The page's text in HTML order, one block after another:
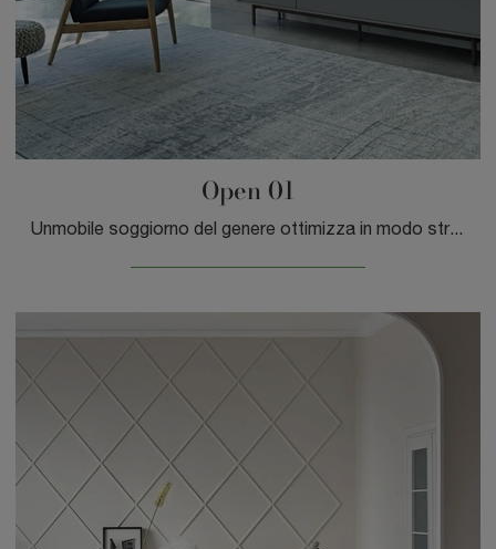
Open 01
Unmobile soggiorno del genere ottimizza in modo strategico i tuoi locali impreziosendoli: contattaci e scopri come dare vita a un'ambientazione di ...